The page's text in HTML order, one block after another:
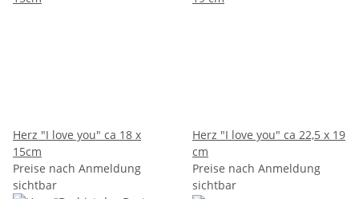
Herz "I love you" ca 18 x
15cm
Preise nach Anmeldung
sichtbar
Herz "I love you" ca 22,5 x 19
cm
Preise nach Anmeldung
sichtbar